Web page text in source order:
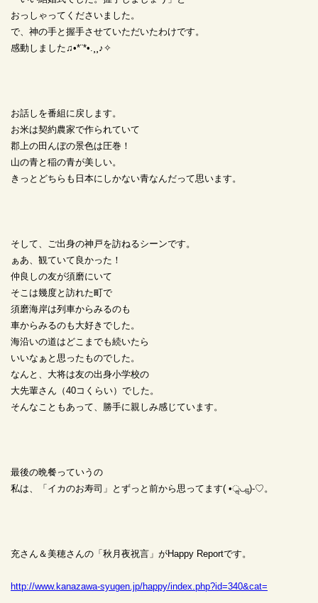
おっしゃってくださいました。
で、神の手と握手させていただいたわけです。
感動しました♫•*¨*•.¸¸♪✧
お話しを番組に戻します。
お米は契約農家で作られていて
郡上の田んぼの景色は圧巻！
山の青と稲の青が美しい。
きっとどちらも日本にしかない青なんだって思います。
そして、ご出身の神戸を訪ねるシーンです。
ぁあ、観ていて良かった！
仲良しの友が須磨にいて
そこは幾度と訪れた町で
須磨海岸は列車からみるのも
車からみるのも大好きでした。
海沿いの道はどこまでも続いたら
いいなぁと思ったものでした。
なんと、大将は友の出身小学校の
大先輩さん（40コくらい）でした。
そんなこともあって、勝手に親しみ感じています。
最後の晩餐っていうの
私は、「イカのお寿司」とずっと前から思ってます( •ॢ◡-ॢ)-♡。
充さん＆美穂さんの「秋月夜祝言」がHappy Reportです。
http://www.kanazawa-syugen.jp/happy/index.php?id=340&cat=